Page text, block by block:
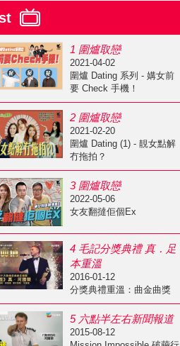
1 圍爐取戀
2021-04-02
圍爐 Dating 系列 - 媾女前
要 Check 手機！
2 圍爐取戀
2021-02-20
圍爐 Dating (1) - 靚女點解
冇拖拍？
3 圍爐取戀
2022-05-06
女友翻撻佢個Ex
4 毛記分獎典禮 真．足
本重溫
2016-01-12
分獎典禮重溫：曲金曲獎
5 六點半左右新聞報道
2015-08-12